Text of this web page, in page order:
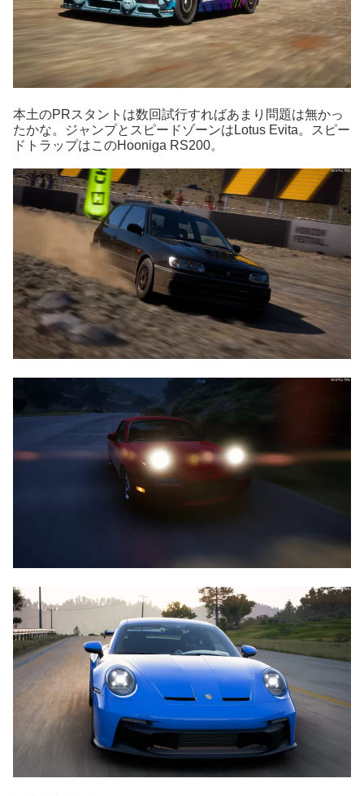
本土のPRスタントは数回試行すればあまり問題は無かっ
たかな。ジャンプとスピードゾーンはLotus Evita。スピー
ドトラップはこのHooniga RS200。